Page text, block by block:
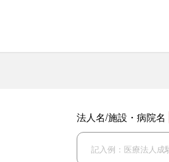
法人名/施設・病院名